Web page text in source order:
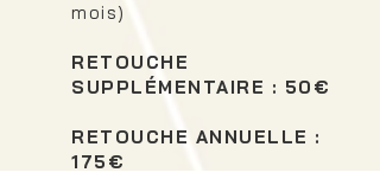
mois)
RETOUCHE
SUPPLÉMENTAIRE : 50€
RETOUCHE ANNUELLE :
175€